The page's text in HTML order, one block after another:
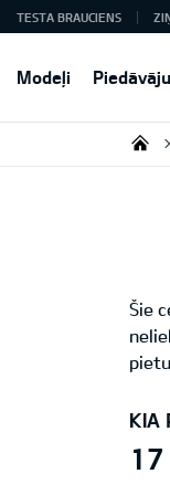
Modeļi
TESTA BRAUCIENS
Šie
KIA